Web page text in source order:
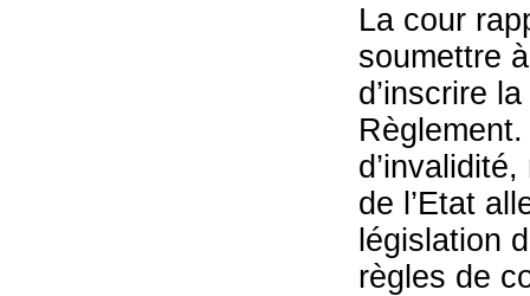
La cour
soumettre
d’inscrire
de l’Etat
législation
règles de